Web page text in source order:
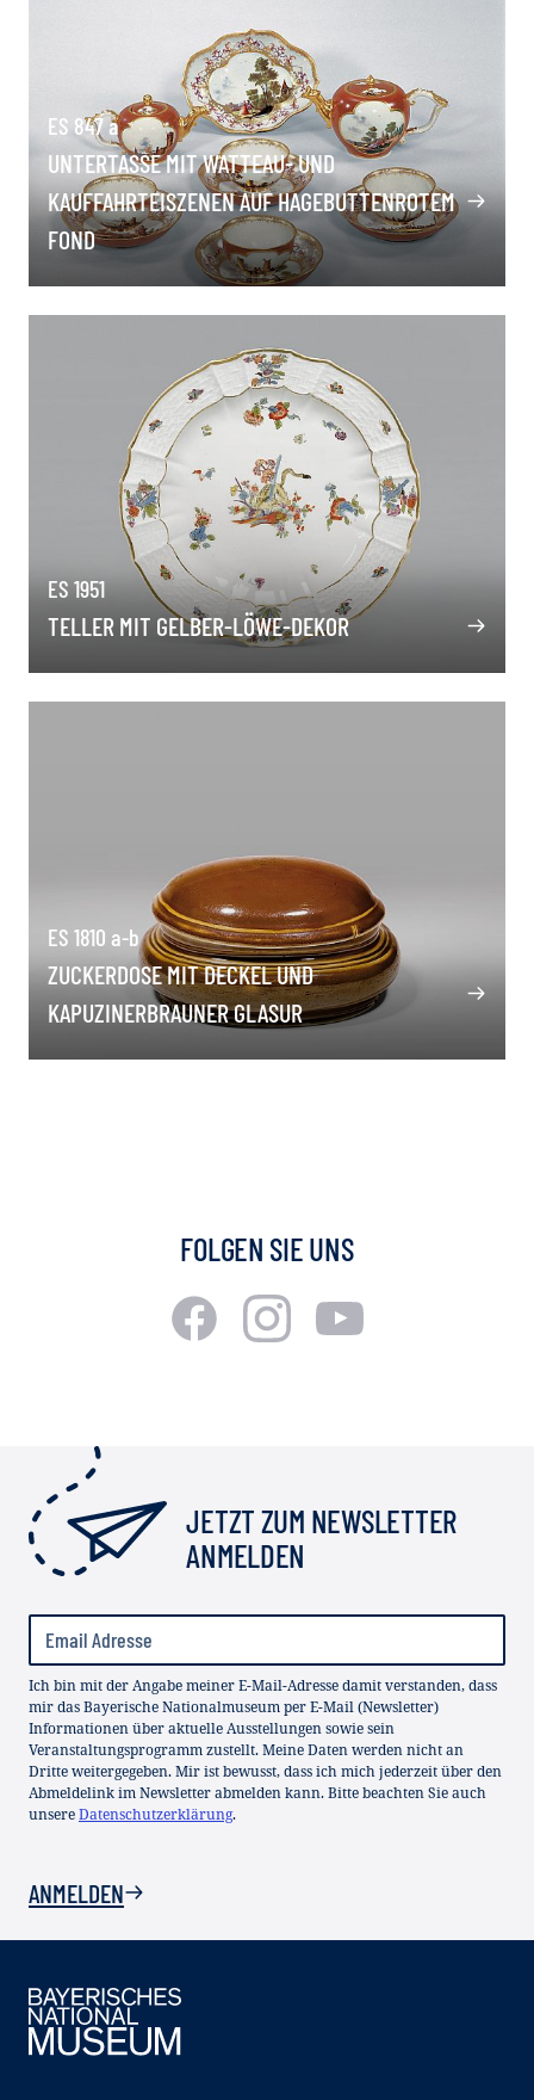
ES 847 a
UNTERTASSE MIT WATTEAU- UND
KAUFFAHRTEISZENEN AUF HAGEBUTTENROTEM
FOND
ES 1951
TELLER MIT GELBER-LÖWE-DEKOR
ES 1810 a-b
ZUCKERDOSE MIT DECKEL UND
KAPUZINERBRAUNER GLASUR
FOLGEN SIE UNS
JETZT ZUM NEWSLETTER
ANMELDEN
Ich bin mit der Angabe meiner E-Mail-Adresse damit verstanden, dass
mir das Bayerische Nationalmuseum per E-Mail (Newsletter)
Informationen über aktuelle Ausstellungen sowie sein
Veranstaltungsprogramm zustellt. Meine Daten werden nicht an
Dritte weitergegeben. Mir ist bewusst, dass ich mich jederzeit über den
Abmeldelink im Newsletter abmelden kann. Bitte beachten Sie auch
unsereDatenschutzerklärung.
ANMELDEN